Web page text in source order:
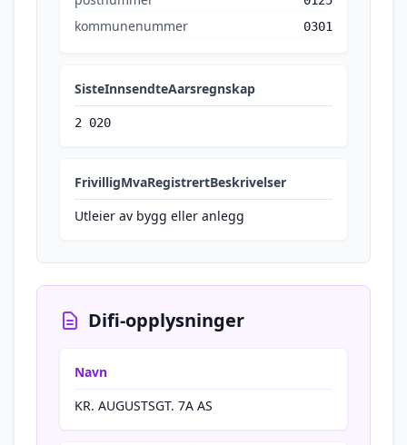
kommunenummer 0301
SisteInnsendteAarsregnskap
2 020
FrivilligMvaRegistrertBeskrivelser
Utleier av bygg eller anlegg
Difi-opplysninger
Navn
KR. AUGUSTSGT. 7A AS